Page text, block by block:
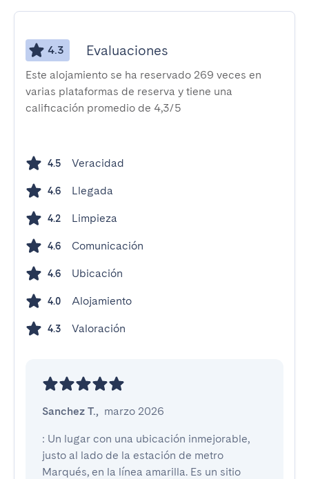
4.3 Evaluaciones
Este alojamiento se ha reservado 269 veces en
varias plataformas de reserva y tiene una
calificación promedio de 4,3/5
4.5 Veracidad
4.6 Llegada
4.2 Limpieza
4.6 Comunicación
4.6 Ubicación
4.0 Alojamiento
4.3 Valoración
Sanchez T., marzo 2026
: Un lugar con una ubicación inmejorable,
justo al lado de la estación de metro
Marqués, en la línea amarilla. Es un sitio